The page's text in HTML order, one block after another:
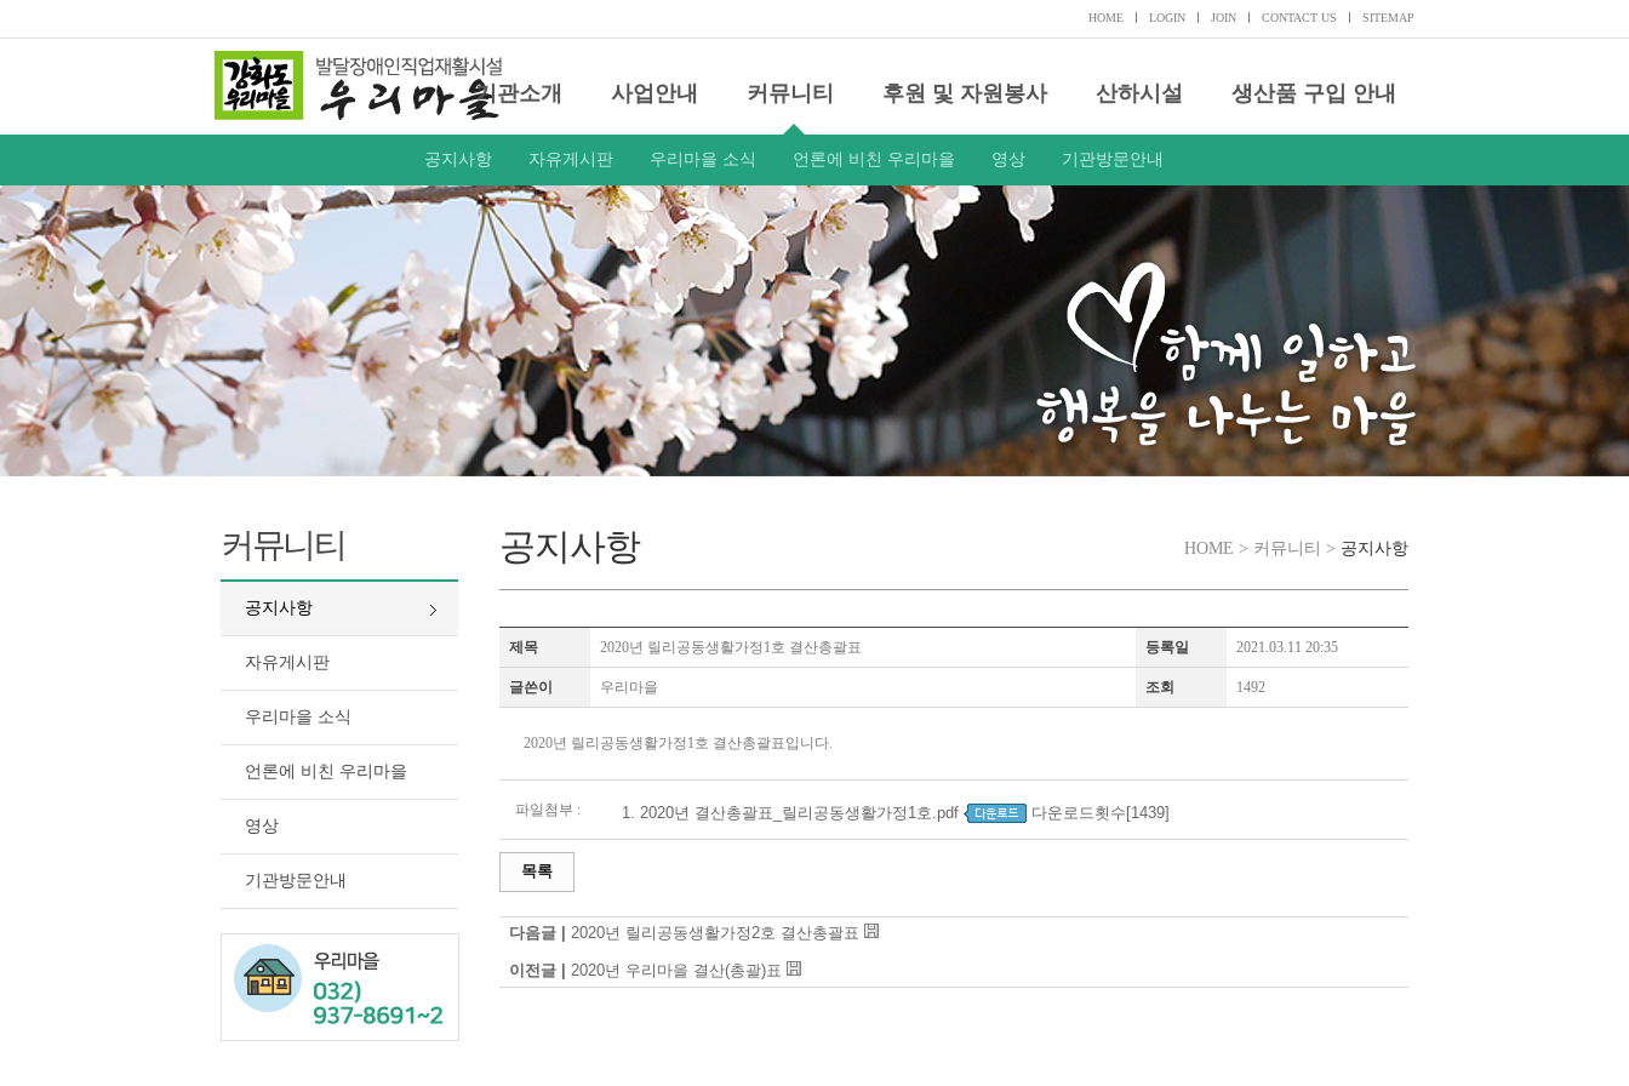
HOME LOGIN JOIN CONTACT US SITEMAP
기관소개 사업안내 커뮤니티 후원 및 자원봉사 산하시설 생산품 구입 안내
공지사항 자유게시판 우리마을 소식 언론에 비친 우리마을 영상 기관방문안내
커뮤니티
공지사항
자유게시판
우리마을 소식
언론에 비친 우리마을
영상
기관방문안내
공지사항 HOME > 커뮤니티 > 공지사항
제목 2020년 릴리공동생활가정1호 결산총괄표 등록일 2021.03.11 20:35
글쓴이 우리마을 조회 1492
2020년 릴리공동생활가정1호 결산총괄표입니다.
파일첨부 : 1. 2020년 결산총괄표_릴리공동생활가정1호.pdf 다운로드횟수[1439]
목록
다음글 | 2020년 릴리공동생활가정2호 결산총괄표
이전글 | 2020년 우리마을 결산(총괄)표